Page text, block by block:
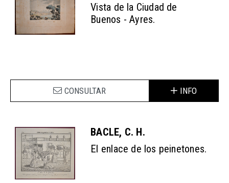
Vista de la Ciudad de
Buenos - Ayres.
CONSULTAR INFO
BACLE, C. H.
El enlace de los peinetones.